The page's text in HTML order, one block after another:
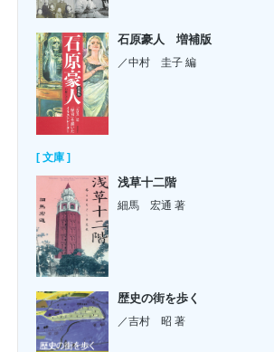
石原豪人 増補版
／中村 圭子 編
[ 文庫 ]
浅草十二階
細馬 宏通 著
歴史の街を歩く
／吉村 昭 著